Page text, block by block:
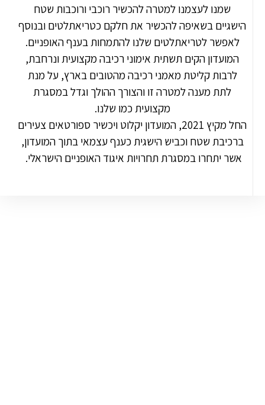
שמנו לעצמנו למטרה להכשיר רוכבי ורוכבות שטח
הישגיים בשאיפה להכשיר את חלקם כטריאתלטים ובנוסף
לאפשר לטריאתלטים שלנו להתמחות בענף האופניים.
המועדון הקים תשתית אימוני רכיבה מקצועית ונרחבת,
לרבות קליטת מאמני רכיבה מהטובים בארץ, על מנת
לתת מענה למטרה זו והצורך ההולך וגדל במסגרת
מקצועית כמו שלנו.
החל מקיץ 2021, המועדון יקלוט ויכשיר ספורטאים צעירים
ברכיבת שטח וכביש הישגית כענף עצמאי בתוך המועדון,
אשר יתחרו במסגרת תחרויות איגוד האופניים הישראלי.